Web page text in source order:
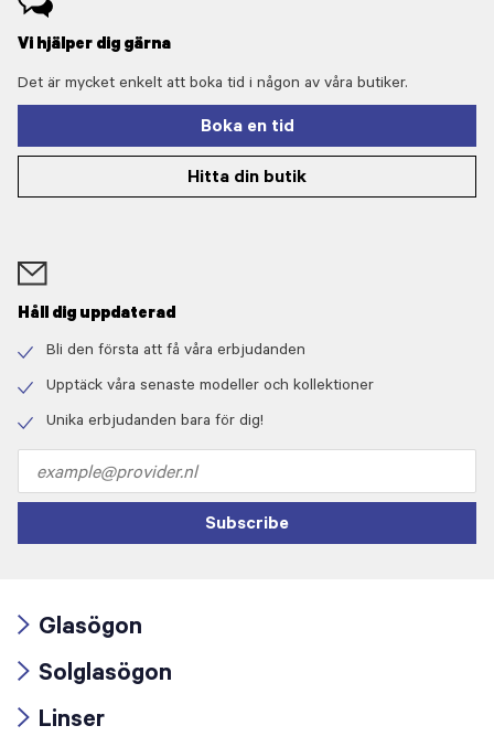
Vi hjälper dig gärna
Det är mycket enkelt att boka tid i någon av våra butiker.
Boka en tid
Hitta din butik
Håll dig uppdaterad
icon
Bli den första att få våra erbjudanden
icon
Upptäck våra senaste modeller och kollektioner
Unika erbjudanden bara för dig!
address
Subscribe
icon
Glasögon
icon
Solglasögon
Linser